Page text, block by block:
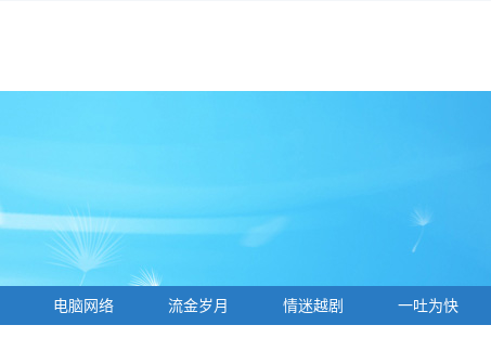
电脑网络 流金岁月 情迷越剧 一吐为快